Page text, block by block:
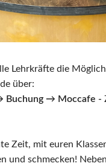
Lehrkräfte die
über:
Buchung → Moccafe -
Zeit, mit euren
und schmecken!